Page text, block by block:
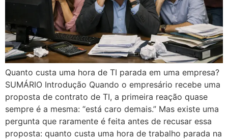
Quanto custa uma hora de TI parada em uma empresa?
SUMÁRIO Introdução Quando o empresário recebe uma
proposta de contrato de TI, a primeira reação quase
sempre é a mesma: “está caro demais.” Mas existe uma
pergunta que raramente é feita antes de recusar essa
proposta: quanto custa uma hora de trabalho parada na